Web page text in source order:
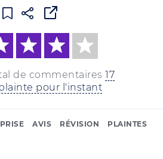
de commentaires 17
pour l'instant
AVIS RÉVISION PLAINTES